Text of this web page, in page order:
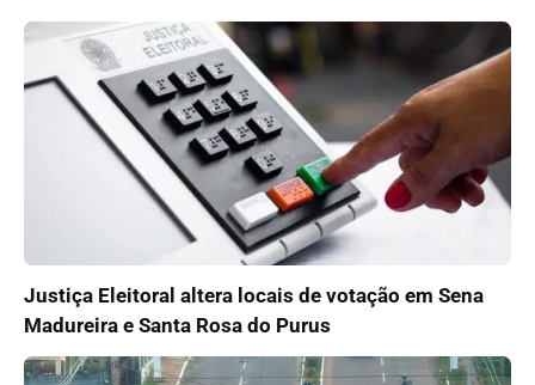
Justiça Eleitoral altera locais de votação em Sena
Madureira e Santa Rosa do Purus